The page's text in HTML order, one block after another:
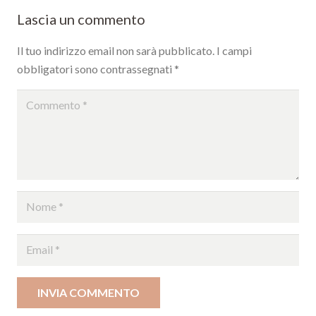
Lascia un commento
Il tuo indirizzo email non sarà pubblicato. I campi
obbligatori sono contrassegnati *
INVIA COMMENTO